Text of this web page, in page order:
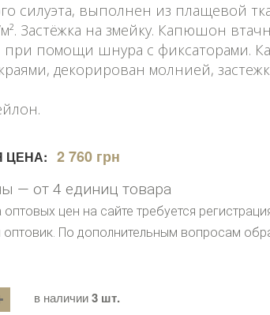
силуэта, выполнен из плащевой
Застёжка на змейку. Капюшон
при помощи шнура с фиксаторами.
декорирован молнией,
ЦЕНА: 2 760 грн
— от 4 единиц товара
цен на сайте требуется
По дополнительным вопросам
в наличии 3 шт.